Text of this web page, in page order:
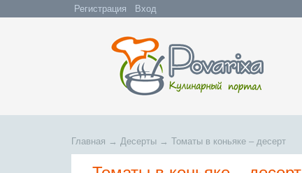
Регистрация Вход
Главная → Десерты → Томаты в коньяке – десерт